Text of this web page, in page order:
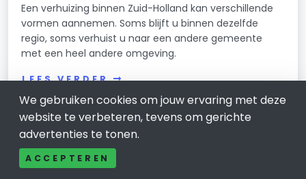
Een verhuizing binnen Zuid-Holland kan verschillende
vormen aannemen. Soms blijft u binnen dezelfde
regio, soms verhuist u naar een andere gemeente
met een heel andere omgeving.
LEES VERDER
We gebruiken cookies om jouw ervaring met deze
website te verbeteren, tevens om gerichte
advertenties te tonen.
ACCEPTEREN